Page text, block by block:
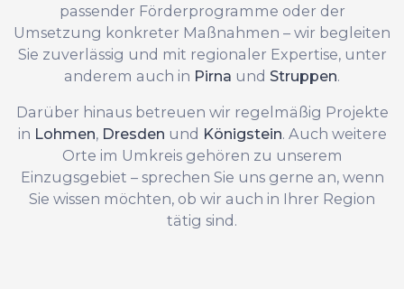
passender Förderprogramme oder der
Umsetzung konkreter Maßnahmen – wir begleiten
Sie zuverlässig und mit regionaler Expertise, unter
anderem auch in Pirna und Struppen.
Darüber hinaus betreuen wir regelmäßig Projekte
in Lohmen, Dresden und Königstein. Auch weitere
Orte im Umkreis gehören zu unserem
Einzugsgebiet – sprechen Sie uns gerne an, wenn
Sie wissen möchten, ob wir auch in Ihrer Region
tätig sind.